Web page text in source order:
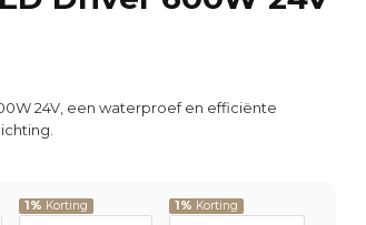
24V, een waterproef en efficiënte
1% Korting 1% Korting